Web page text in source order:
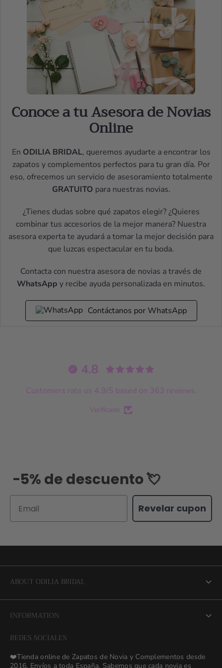
Conoce a tu Asesora de Novias
Online
En ODILIA BRIDAL, queremos ayudarte a encontrar los
zapatos y complementos perfectos para tu gran día. Por
eso, ofrecemos un servicio de asesoramiento totalmente
GRATUITO para nuestras novias.
¿Tienes dudas sobre qué zapatos elegir? ¿Quieres
combinar tus accesorios de la mejor manera? Nuestra
asesora experta te ayudará a tomar la mejor decisión para
que luzcas espectacular en tu boda.
Contacta con nuestra asesora de novias a través de
WhatsApp y recibe ayuda personalizada en minutos.
Contáctanos por WhatsApp
4.8
Customers rate us 4.9/5 based on 363 reviews.
Verificado
-5% de descuento 💘
Revelar cupon
REDES SOCIALES
❤️Tienda online de Zapatos de Novia y Complementos desde
2016. Envíos a toda España. Sabemos que cada novia es
ABOUT ODILIA BRIDAL
INFORMATION
⭐ Opiniones de Nuestras Novias 👰🏻
💒 Novias Reales 💍✨